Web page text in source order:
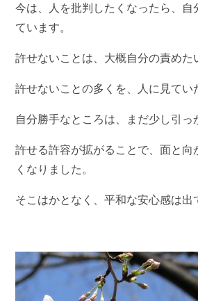
今は、人を批判したくなったら、自
ています。
許せないことは、大概自分の責めた
許せないことの多くを、人に見てい
自分勝手なところは、まだ少し引っ
許せる許容が拡がることで、面と向
くなりました。
そこはかとなく、平和な安心感は出